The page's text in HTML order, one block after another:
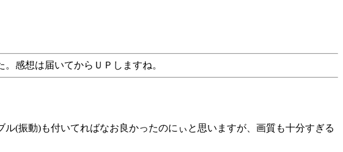
感想は届いてからＵＰしますね。
(振動)も付いてればなお良かったのにぃと思いますが、画質も十分すぎる